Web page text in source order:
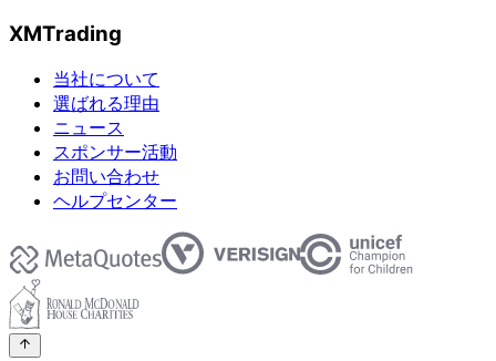
XMTrading
当社について
選ばれる理由
ニュース
スポンサー活動
お問い合わせ
ヘルプセンター